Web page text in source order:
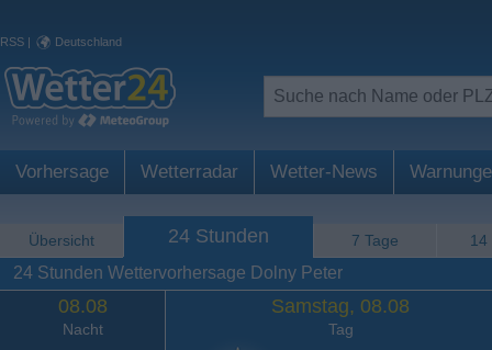
RSS | Deutschland
Vorhersage Wetterradar Wetter-News
Übersicht 24 Stunden 7 Tage 14
24 Stunden Wettervorhersage Dolny Peter
08.08
Nacht
Samstag, 08.08
Tag